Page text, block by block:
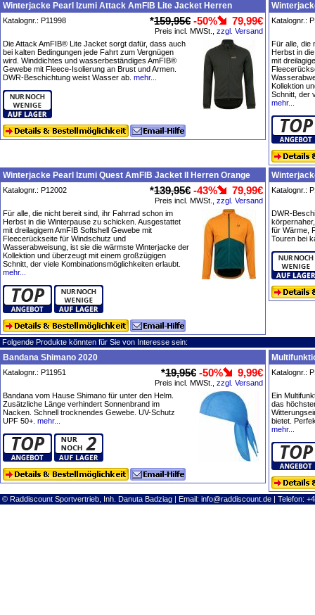
Winterjacke Pearl Izumi Attack AmFIB Lite Jacket Herren
Katalognr.: P11998 *159,95€ -50% 79,99€
Preis incl. MWSt., zzgl. Versand
Die Attack AmFIB® Lite Jacket sorgt dafür, dass auch
bei kalten Bedingungen jede Fahrt zum Vergnügen
wird. Winddichtes und wasserbeständiges AmFIB®
Gewebe mit Fleece-Isolierung an Brust und Armen.
DWR-Beschichtung weist Wasser ab. mehr...
Katalognr.:
Für alle, die
Herbst in
mit
Kollektion
Schnitt, der
mehr...
Winterjacke Pearl Izumi Quest AmFIB Jacket II Herren Orange
Katalognr.: P12002 *139,95€ -43% 79,99€
Preis incl. MWSt., zzgl. Versand
Für alle, die nicht bereit sind, ihr Fahrrad schon im
Herbst in die Winterpause zu schicken. Ausgestattet
mit dreilagigem AmFIB Softshell Gewebe mit
Fleecerückseite für Windschutz und
Wasserabweisung, ist sie die wärmste Winterjacke der
Kollektion und überzeugt mit einem großzügigen
Schnitt, der viele Kombinationsmöglichkeiten erlaubt.
mehr...
Katalognr.:
DWR-
für Wärme,
Touren bei
Folgende Produkte könnten für Sie von Interesse sein:
Bandana Shimano 2020
Katalognr.: P11951 *19,95€ -50% 9,99€
Preis incl. MWSt., zzgl. Versand
Bandana vom Hause Shimano für unter den Helm.
Zusätzliche Länge verhindert Sonnenbrand im
Nacken. Schnell trocknendes Gewebe. UV-Schutz
UPF 50+. mehr...
Katalognr.:
Ein
das
bietet.
mehr...
© Raddiscount Sportvertrieb, Inh. Danuta Badziag | Email: info@raddiscount.de | Telefon: